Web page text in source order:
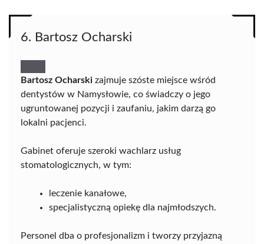
6. Bartosz Ocharski
Bartosz Ocharski zajmuje szóste miejsce wśród
dentystów w Namysłowie, co świadczy o jego
ugruntowanej pozycji i zaufaniu, jakim darzą go
lokalni pacjenci.
Gabinet oferuje szeroki wachlarz usług
stomatologicznych, w tym:
leczenie kanałowe,
specjalistyczną opiekę dla najmłodszych.
Personel dba o profesjonalizm i tworzy przyjazną